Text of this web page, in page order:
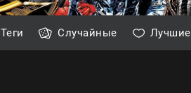
Теги Случайные Лучшие